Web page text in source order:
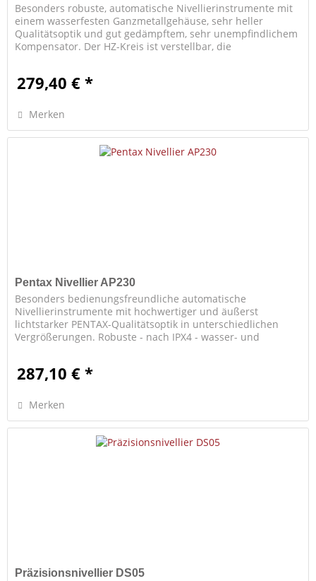
Besonders robuste, automatische Nivellierinstrumente mit
einem wasserfesten Ganzmetallgehäuse, sehr heller
Qualitätsoptik und gut gedämpftem, sehr unempfindlichem
Kompensator. Der HZ-Kreis ist verstellbar, die
279,40 € *
Merken
Pentax Nivellier AP230
Besonders bedienungsfreundliche automatische
Nivellierinstrumente mit hochwertiger und äußerst
lichtstarker PENTAX-Qualitätsoptik in unterschiedlichen
Vergrößerungen. Robuste - nach IPX4 - wasser- und
287,10 € *
Merken
Präzisionsnivellier DS05